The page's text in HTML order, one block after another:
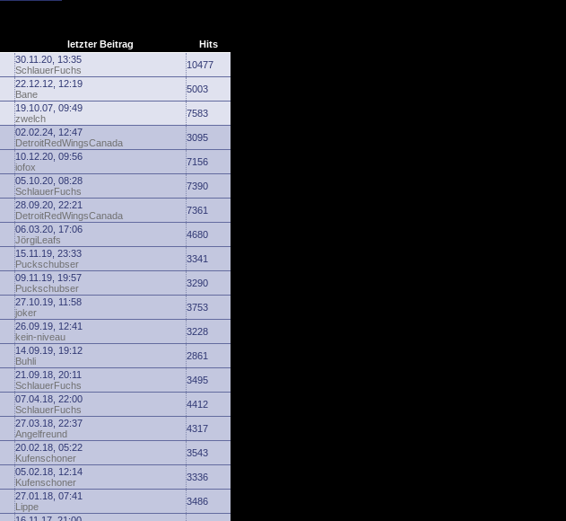
letzter Beitrag
Hits
30.11.20, 13:35
SchlauerFuchs
10477
22.12.12, 12:19
Bane
5003
19.10.07, 09:49
zwelch
7583
02.02.24, 12:47
DetroitRedWingsCanada
3095
10.12.20, 09:56
iofox
7156
05.10.20, 08:28
SchlauerFuchs
7390
28.09.20, 22:21
DetroitRedWingsCanada
7361
06.03.20, 17:06
JörgiLeafs
4680
15.11.19, 23:33
Puckschubser
3341
09.11.19, 19:57
Puckschubser
3290
27.10.19, 11:58
joker
3753
26.09.19, 12:41
kein-niveau
3228
14.09.19, 19:12
Buhli
2861
21.09.18, 20:11
SchlauerFuchs
3495
07.04.18, 22:00
SchlauerFuchs
4412
27.03.18, 22:37
Angelfreund
4317
20.02.18, 05:22
Kufenschoner
3543
05.02.18, 12:14
Kufenschoner
3336
27.01.18, 07:41
Lippe
3486